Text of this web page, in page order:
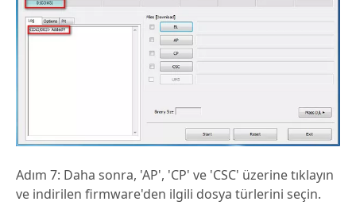
Adım 7: Daha sonra, 'AP', 'CP' ve 'CSC' üzerine tıklayın
ve indirilen firmware'den ilgili dosya türlerini seçin.